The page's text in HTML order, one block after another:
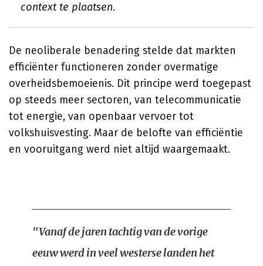
context te plaatsen.
De neoliberale benadering stelde dat markten
efficiënter functioneren zonder overmatige
overheidsbemoeienis. Dit principe werd toegepast
op steeds meer sectoren, van telecommunicatie
tot energie, van openbaar vervoer tot
volkshuisvesting. Maar de belofte van efficiëntie
en vooruitgang werd niet altijd waargemaakt.
"Vanaf de jaren tachtig van de vorige
eeuw werd in veel westerse landen het